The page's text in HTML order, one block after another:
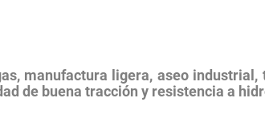
manufactura ligera, aseo
de buena tracción y resistencia a